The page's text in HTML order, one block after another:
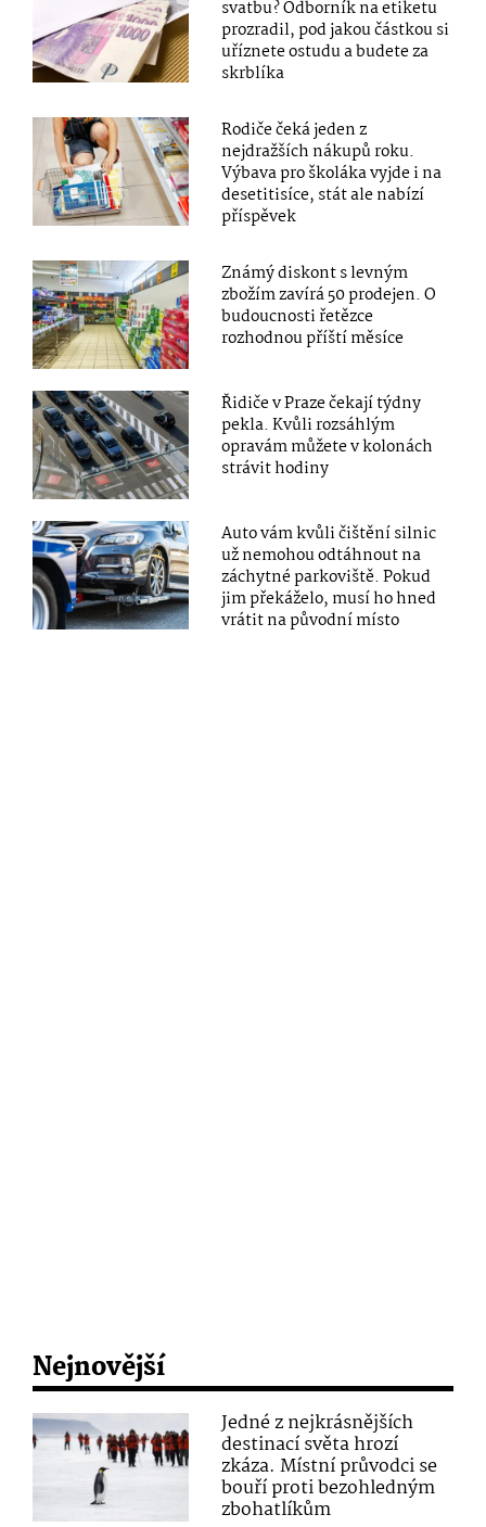
svatbu? Odborník na etiketu
prozradil, pod jakou částkou si
uříznete ostudu a budete za
skrblíka
Rodiče čeká jeden z
nejdražších nákupů roku.
Výbava pro školáka vyjde i na
desetitisíce, stát ale nabízí
příspěvek
Známý diskont s levným
zbožím zavírá 50 prodejen. O
budoucnosti řetězce
rozhodnou příští měsíce
Řidiče v Praze čekají týdny
pekla. Kvůli rozsáhlým
opravám můžete v kolonách
strávit hodiny
Auto vám kvůli čištění silnic
už nemohou odtáhnout na
záchytné parkoviště. Pokud
jim překáželo, musí ho hned
vrátit na původní místo
Nejnovější
Jedné z nejkrásnějších
destinací světa hrozí
zkáza. Místní průvodci se
bouří proti bezohledným
zbohatlíkům